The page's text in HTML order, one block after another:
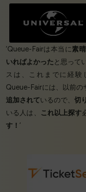
‘Queue-Fairは本当に素
いればよかったと思って
スは、これまでに経験
Queue-Fairには、以前の
追加されているので、 切
いる人は、
これ以上探す
す！ ’